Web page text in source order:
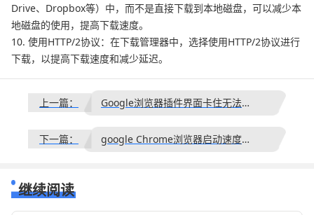
Drive、Dropbox等）中，而不是直接下载到本地磁盘，可以减少本
地磁盘的使用，提高下载速度。
10. 使用HTTP/2协议：在下载管理器中，选择使用HTTP/2协议进行
下载，以提高下载速度和减少延迟。
上一篇： Google浏览器插件界面卡住无法滚动怎么办
下一篇： google Chrome浏览器启动速度优化方案分享
继续阅读